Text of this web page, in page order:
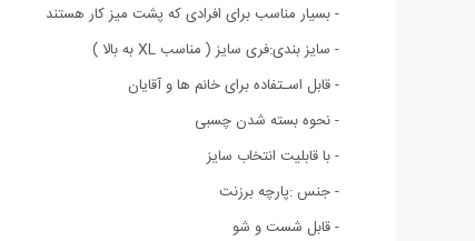
- بسیار مناسب برای افرادی که پشت میز کار هستند
- سایز بندی:فری سایز ( مناسب XL به بالا )
- قابل اسـتفاده برای خانم ها و آقایان
- نحوه بسته شدن چسبی
- با قابلیت انتخاب سایز
- جنس :پارچه برزنت
- قابل شست و شو